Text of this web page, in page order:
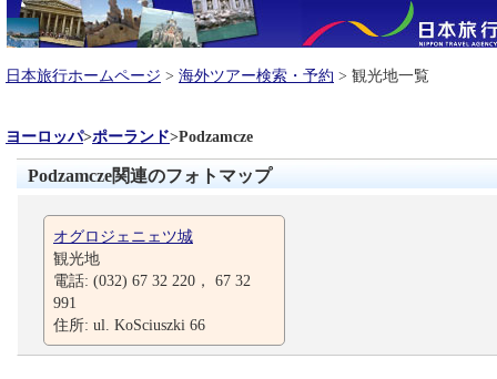
日本旅行ホームページ > 海外ツアー検索・予約 > 観光地一覧
ヨーロッパ>ポーランド>Podzamcze
Podzamcze関連のフォトマップ
オグロジェニェツ城
観光地
電話: (032) 67 32 220， 67 32
991
住所: ul. KoSciuszki 66